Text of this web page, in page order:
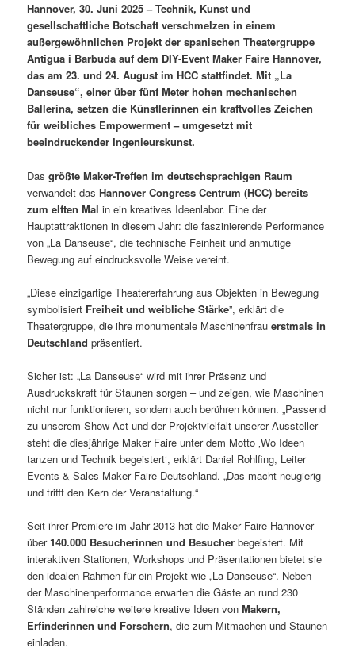
Hannover, 30. Juni 2025 – Technik, Kunst und
gesellschaftliche Botschaft verschmelzen in einem
außergewöhnlichen Projekt der spanischen Theatergruppe
Antigua i Barbuda auf dem DIY-Event Maker Faire Hannover,
das am 23. und 24. August im HCC stattfindet. Mit „La
Danseuse“, einer über fünf Meter hohen mechanischen
Ballerina, setzen die Künstlerinnen ein kraftvolles Zeichen
für weibliches Empowerment – umgesetzt mit
beeindruckender Ingenieurskunst.
Dasgrößte Maker-Treffen im deutschsprachigen Raum
verwandelt dasHannover Congress Centrum (HCC) bereits
zum elften Mal in ein kreatives Ideenlabor. Eine der
Hauptattraktionen in diesem Jahr: die faszinierende Performance
von „La Danseuse“, die technische Feinheit und anmutige
Bewegung auf eindrucksvolle Weise vereint.
„Diese einzigartige Theatererfahrung aus Objekten in Bewegung
symbolisiert Freiheit und weibliche Stärke”, erklärt die
Theatergruppe, die ihre monumentale Maschinenfrauerstmals in
Deutschland präsentiert.
Sicher ist: „La Danseuse“ wird mit ihrer Präsenz und
Ausdruckskraft für Staunen sorgen – und zeigen, wie Maschinen
nicht nur funktionieren, sondern auch berühren können. „Passend
zu unserem Show Act und der Projektvielfalt unserer Aussteller
steht die diesjährige Maker Faire unter dem Motto ‚Wo Ideen
tanzen und Technik begeistert‘, erklärt Daniel Rohlfing, Leiter
Events & Sales Maker Faire Deutschland. „Das macht neugierig
und trifft den Kern der Veranstaltung.“
Seit ihrer Premiere im Jahr 2013 hat die Maker Faire Hannover
über140.000 Besucherinnen und Besucher begeistert. Mit
interaktiven Stationen, Workshops und Präsentationen bietet sie
den idealen Rahmen für ein Projekt wie „La Danseuse“. Neben
der Maschinenperformance erwarten die Gäste an rund 230
Ständen zahlreiche weitere kreative Ideen vonMakern,
Erfinderinnen und Forschern, die zum Mitmachen und Staunen
einladen.